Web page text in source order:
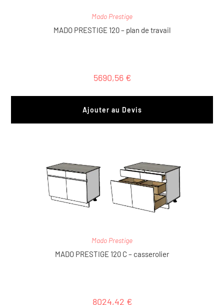
Mado Prestige
MADO PRESTIGE 120 – plan de travail
5690,56 €
Ajouter au Devis
Mado Prestige
MADO PRESTIGE 120 C – casserolier
8024,42 €